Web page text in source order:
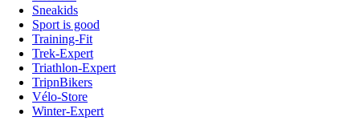
Sneakids
Sport is good
Training-Fit
Trek-Expert
Triathlon-Expert
TripnBikers
Vélo-Store
Winter-Expert